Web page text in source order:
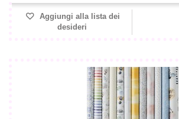
Aggiungi alla lista dei
desideri